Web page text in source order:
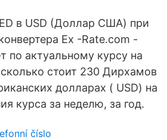
в USD (Доллар США) при
Ex -Rate.com -
по актуальному курсу на
сколько стоит 230 Дирхамов
долларах ( USD) на
курса за неделю, за год.
číslo